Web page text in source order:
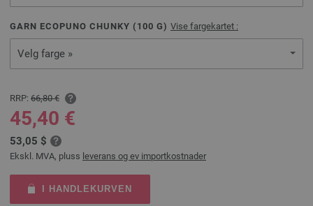
GARN ECOPUNO CHUNKY ( 100 G) Vise fargekartet :
Velg farge »
RRP: 66,80 €
45,40 €
53,05 $
Ekskl. MVA, pluss leverans og ev importkostnader
I HANDLEKURVEN